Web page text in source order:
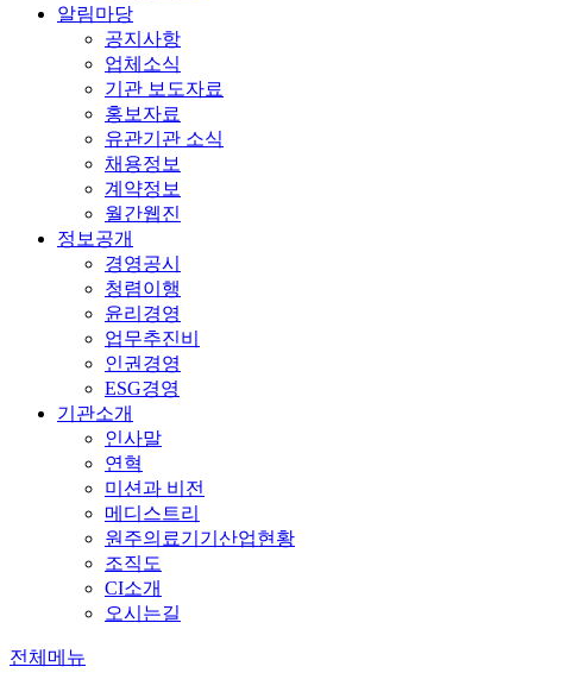
알림마당
공지사항
업체소식
기관 보도자료
홍보자료
유관기관 소식
채용정보
계약정보
월간웹진
정보공개
경영공시
청렴이행
윤리경영
업무추진비
인권경영
ESG경영
기관소개
인사말
연혁
미션과 비전
메디스트리
원주의료기기산업현황
조직도
CI소개
오시는길
전체메뉴